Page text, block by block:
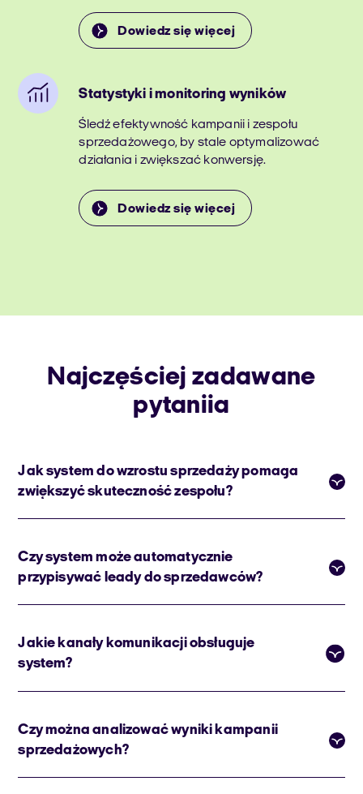
Dowiedz się więcej
Statystyki i monitoring wyników
Śledź efektywność kampanii i zespołu
sprzedażowego, by stale optymalizować
działania i zwiększać konwersję.
Dowiedz się więcej
Najczęściej zadawane
pytaniia
Jak system do wzrostu sprzedaży pomaga
zwiększyć skuteczność zespołu?
Czy system może automatycznie
przypisywać leady do sprzedawców?
Jakie kanały komunikacji obsługuje
system?
Czy można analizować wyniki kampanii
sprzedażowych?